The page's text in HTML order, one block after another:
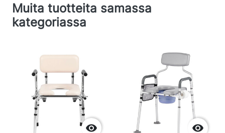
Muita tuotteita samassa
kategoriassa
 